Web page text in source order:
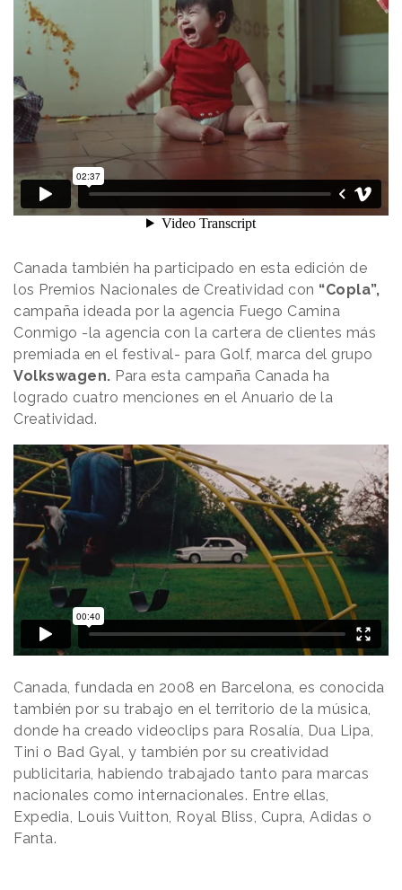
Canada también ha participado en esta edición de
los Premios Nacionales de Creatividad con “Copla”,
campaña ideada por la agencia Fuego Camina
Conmigo -la agencia con la cartera de clientes más
premiada en el festival- para Golf, marca del grupo
Volkswagen. Para esta campaña Canada ha
logrado cuatro menciones en el Anuario de la
Creatividad.
Canada, fundada en 2008 en Barcelona, es conocida
también por su trabajo en el territorio de la música,
donde ha creado videoclips para Rosalía, Dua Lipa,
Tini o Bad Gyal, y también por su creatividad
publicitaria, habiendo trabajado tanto para marcas
nacionales como internacionales. Entre ellas,
Expedia, Louis Vuitton, Royal Bliss, Cupra, Adidas o
Fanta.